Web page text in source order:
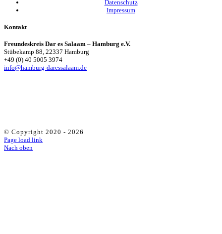
Datenschutz
Impressum
Kontakt
Freundeskreis Dar es Salaam – Hamburg e.V.
Stübekamp 88, 22337 Hamburg
+49 (0) 40 5005 3974
info@hamburg-daressalaam.de
© Copyright 2020 - 2026
Page load link
Nach oben